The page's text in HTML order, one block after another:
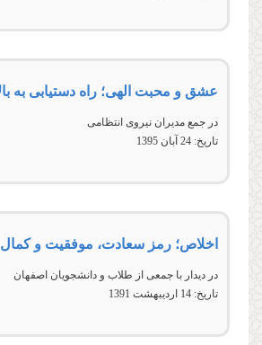
در جمع مديران نيروی انتظامی
تاریخ: 24 آبان 1395
اخلاص؛ رمز سعادت، موفقیت و کمال
در ديدار با جمعی از طلاب و دانشجويان اصفهان
تاریخ: 14 ارديبهشت 1391